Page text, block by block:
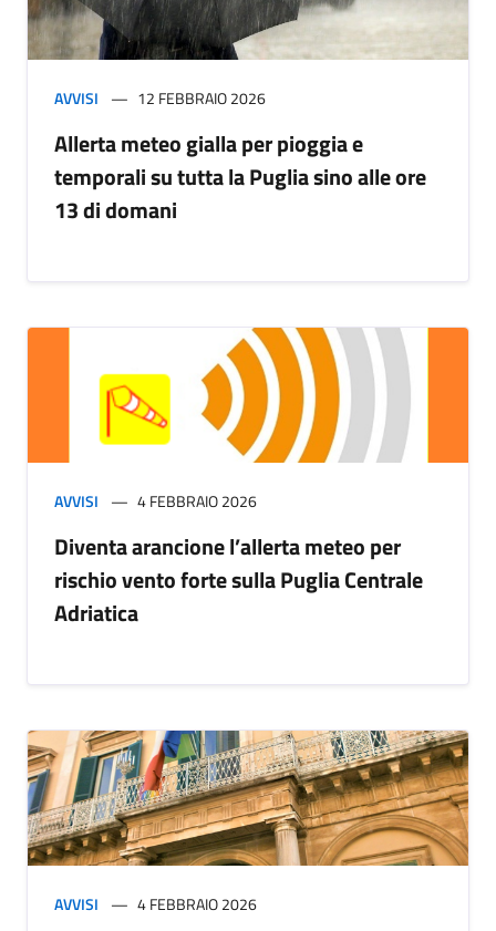
AVVISI 12 FEBBRAIO 2026
Allerta meteo gialla per pioggia e
temporali su tutta la Puglia sino alle ore
13 di domani
AVVISI 4 FEBBRAIO 2026
Diventa arancione l’allerta meteo per
rischio vento forte sulla Puglia Centrale
Adriatica
AVVISI 4 FEBBRAIO 2026